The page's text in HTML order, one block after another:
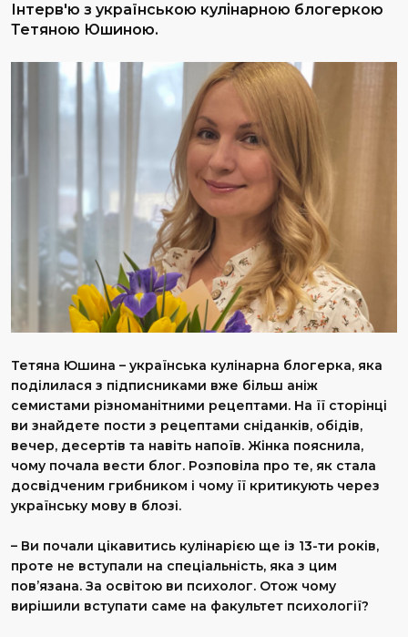
Інтерв'ю з українською кулінарною блогеркою
Тетяною Юшиною.
Тетяна Юшина – українська кулінарна блогерка, яка
поділилася з підписниками вже більш аніж
семистами різноманітними рецептами. На її сторінці
ви знайдете пости з рецептами сніданків, обідів,
вечер, десертів та навіть напоїв. Жінка пояснила,
чому почала вести блог. Розповіла про те, як стала
досвідченим грибником і чому її критикують через
українську мову в блозі.
– Ви почали цікавитись кулінарією ще із 13-ти років,
проте не вступали на спеціальність, яка з цим
пов’язана. За освітою ви психолог. Отож чому
вирішили вступати саме на факультет психології?